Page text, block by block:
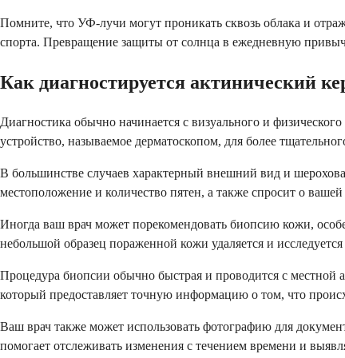
Помните, что УФ-лучи могут проникать сквозь облака и
спорта. Превращение защиты от солнца в ежедневную
Как диагностируется актинический
Диагностика обычно начинается с визуального и
устройство, называемое дерматоскопом, для более
В большинстве случаев характерный внешний вид и
местоположение и количество пятен, а также спросит о
Иногда ваш врач может порекомендовать биопсию кожи,
небольшой образец пораженной кожи удаляется и
Процедура биопсии обычно быстрая и проводится с местной
который предоставляет точную информацию о том, что
Ваш врач также может использовать фотографию для
помогает отслеживать изменения с течением времени и